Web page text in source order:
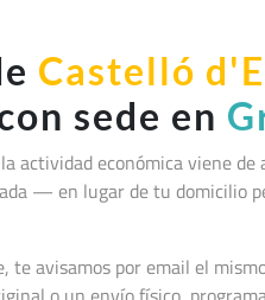
Castelló
sede en
actividad económica viene
— en lugar de tu domicilio
te avisamos por email el